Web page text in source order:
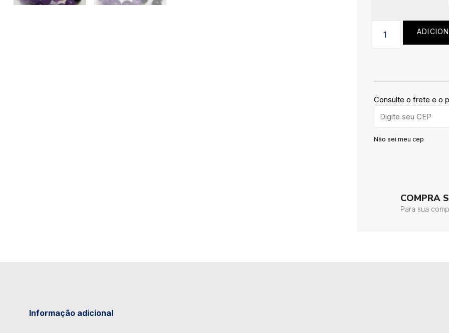
Consulte o frete e o
Não sei meu cep
COMPRA
Para sua
Informação adicional